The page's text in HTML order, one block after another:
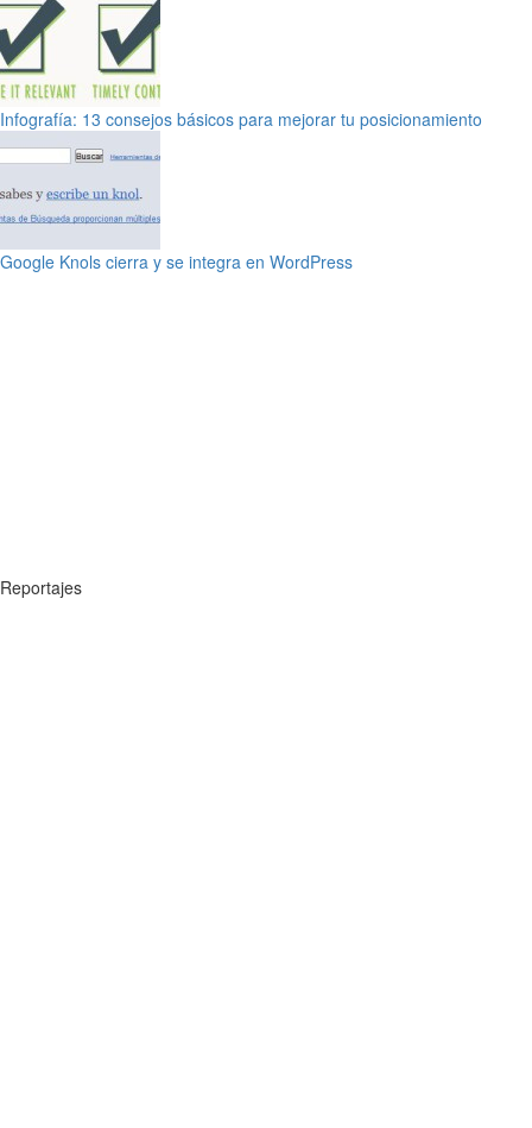
Infografía: 13 consejos básicos para mejorar tu posicionamiento
Google Knols cierra y se integra en WordPress
Reportajes